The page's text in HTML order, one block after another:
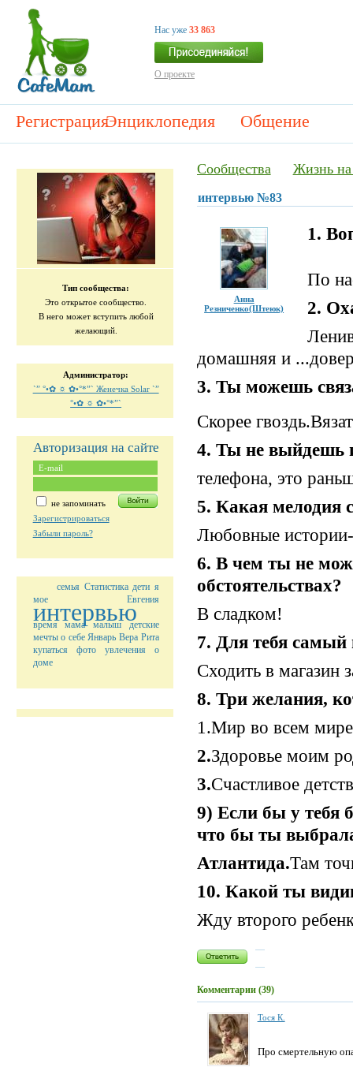
Нас уже 33 863
О проекте
РегистрацияЭнциклопедия Общение
Тип сообщества:
Это открытое сообщество.
В него может вступить любой
желающий.
Администратор:
`” °•✿ ☼ ✿•°*”` Женечка Solar `”
°•✿ ☼ ✿•°*”`
Авторизация на сайте
не запоминать
Зарегистрироваться
Забыли пароль?
семья Статистика дети я
мое
Евгения
интервью
время мама малыш
детские
мечты о себе Январь Вера Рита
купаться
фото увлечения
о
доме
Сообщества Жизнь
интервью №83
Анна
Резниченко(Штеюк)
1.
По
2.
домашняя и
3. Ты можешь
Скорее
4. Ты не выйдешь
телефона, это
5. Какая мелодия
Любовные
6. В чем ты не
обстоятельствах?
В сладком!
7. Для тебя самый
Сходить в магазин
8. Три желания,
1.Мир во всем
2.Здоровье моим
3.Счастливое
9) Если бы у тебя
что бы ты
Атлантида.Там
10. Какой ты
Жду второго
Комментарии (39)
Тоcя К.
Про смертельную